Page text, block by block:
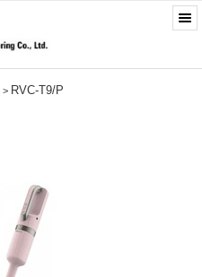
> RVC-T9/P